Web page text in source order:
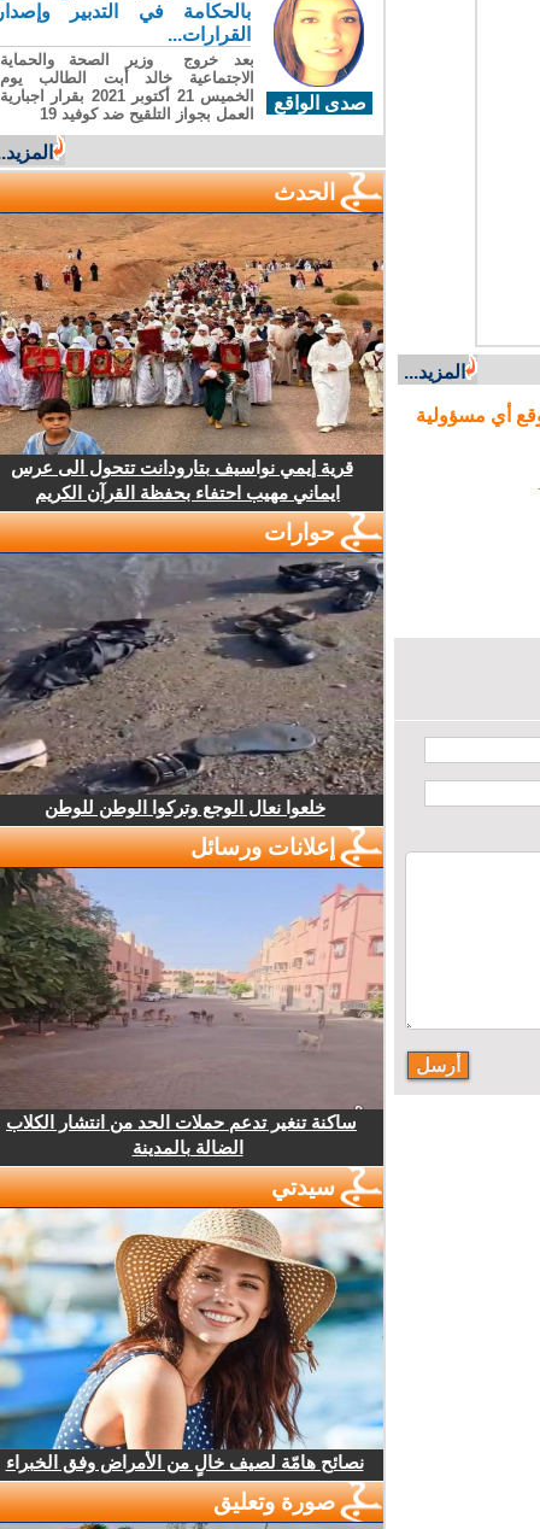
المزيد...
أي مسؤولية
صدى الواقع
بالحكامة في التدبير وإصدار
القرارات...
بعد خروج وزير الصحة والحماية
الاجتماعية خالد أبت الطالب يوم
الخميس 21 أكتوبر 2021 بقرار اجبارية
العمل بجواز التلقيح ضد كوفيد 19
المزيد...
الحدث
قرية إيمي نواسيف بتارودانت تتحول الى عرس
ايماني مهيب احتفاء بحفظة القرآن الكريم
حوارات
خلعوا نعال الوجع وتركوا الوطن للوطن
إعلانات ورسائل
ساكنة تنغير تدعم حملات الحد من انتشار الكلاب
الضالة بالمدينة
سيدتي
نصائح هامّة لصيف خالٍ من الأمراض وفق الخبراء
صورة وتعليق